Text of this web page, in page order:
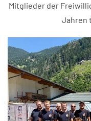
Mitglieder der
Jahren